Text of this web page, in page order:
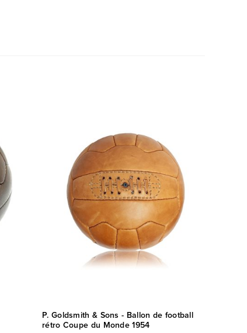
P. Goldsmith & Sons - Ballon de football
rétro Coupe du Monde 1954